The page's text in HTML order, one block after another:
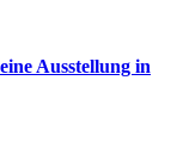
Ausstellung in